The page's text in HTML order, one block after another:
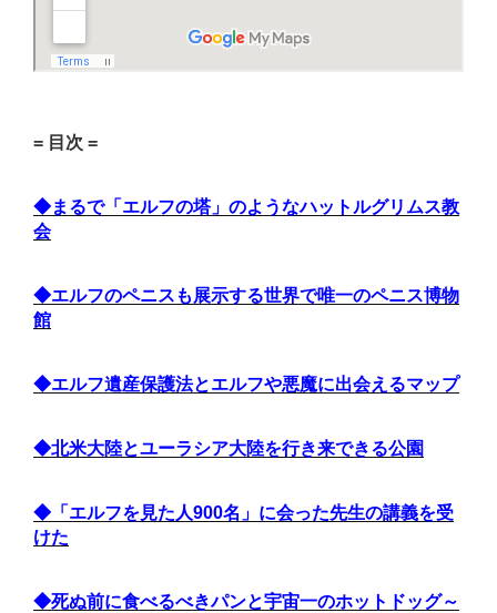
= 目次 =
◆まるで「エルフの塔」のようなハットルグリムス教
会
◆エルフのペニスも展示する世界で唯一のペニス博物
館
◆エルフ遺産保護法とエルフや悪魔に出会えるマップ
◆北米大陸とユーラシア大陸を行き来できる公園
◆「エルフを見た人900名」に会った先生の講義を受
けた
◆死ぬ前に食べるべきパンと宇宙一のホットドッグ～